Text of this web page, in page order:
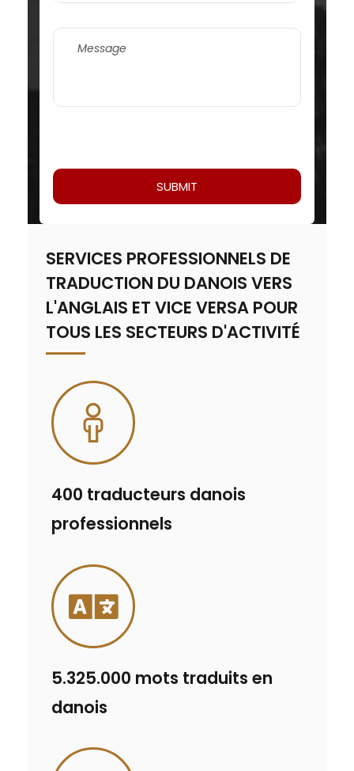
SERVICES PROFESSIONNELS DE
TRADUCTION DU DANOIS VERS
L'ANGLAIS ET VICE VERSA POUR
TOUS LES SECTEURS D'ACTIVITÉ
400 traducteurs danois
professionnels
5.325.000 mots traduits en
danois